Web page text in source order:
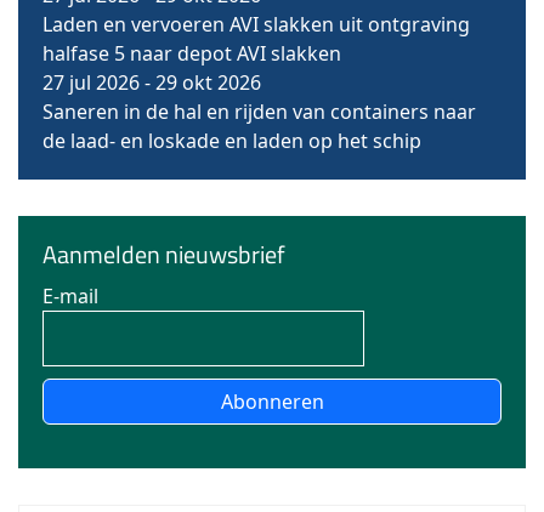
Laden en vervoeren AVI slakken uit ontgraving
halfase 5 naar depot AVI slakken
27 jul 2026-29 okt 2026
Saneren in de hal en rijden van containers naar
de laad- en loskade en laden op het schip
Aanmelden nieuwsbrief
E-mail
Abonneren